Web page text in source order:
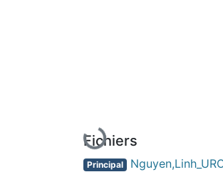
En cours de chargement...
Fichiers
Principal